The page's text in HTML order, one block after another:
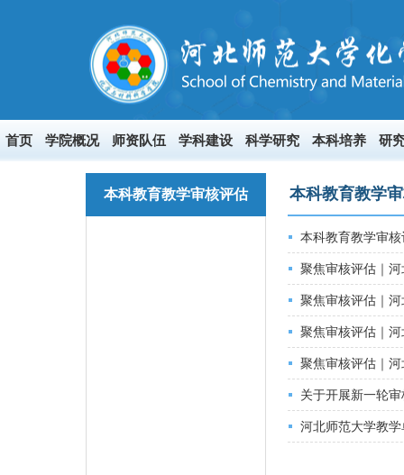
首页 学院概况 师资队伍 学科建设 科学研究 本科培养 研
本科教育教学审核评估 本科教育教学
本科教育教学审
聚焦审核评估｜
聚焦审核评估｜
聚焦审核评估｜
聚焦审核评估｜
关于开展新一轮
河北师范大学教